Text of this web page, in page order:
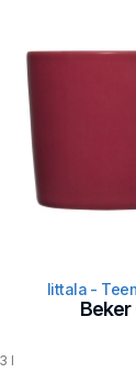
Iittala -
Beker
l